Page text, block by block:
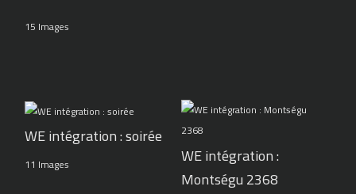
15 Images
WE intégration : soirée
11 Images
WE intégration :
Montségu 2368